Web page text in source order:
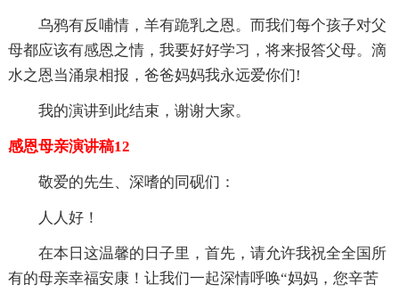
乌鸦有反哺情，羊有跪乳之恩。而我们每个孩子对父
母都应该有感恩之情，我要好好学习，将来报答父母。滴
水之恩当涌泉相报，爸爸妈妈我永远爱你们!
我的演讲到此结束，谢谢大家。
感恩母亲演讲稿12
敬爱的先生、深嗜的同砚们：
人人好！
在本日这温馨的日子里，首先，请允许我祝全全国所
有的母亲幸福安康！让我们一起深情呼唤“妈妈，您辛苦